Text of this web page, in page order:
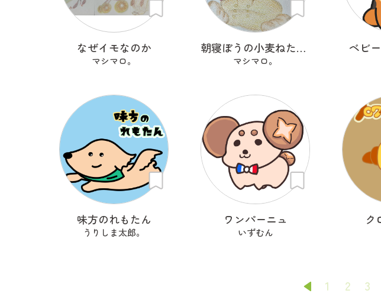
なぜイモなのか
マシマロ。
朝寝ぼうの小麦ねた朗 『こむぎねたろう』
マシマロ。
ベビ
味方のれもたん
うりしま太郎。
ワンパーニュ
いずむん
ク
1 2 3